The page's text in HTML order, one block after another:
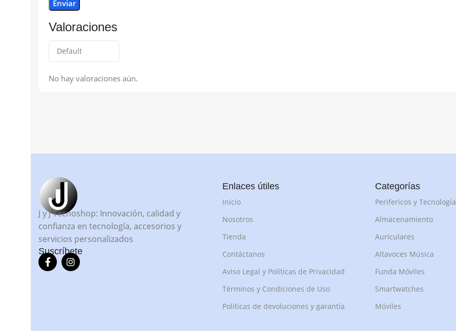
Valoraciones
No hay valoraciones aún.
J y J Tecnoshop: Innovación, calidad y
confianza en tecnología, accesorios y
servicios personalizados
Suscríbete
Enlaces útiles
Inicio
Nosotros
Tienda
Contáctanos
Aviso Legal y Políticas de Privacidad
Términos y Condiciones de Uso
Políticas de devoluciones y garantía
Categorías
Perifericos y Tecnología
Almacenamiento
Auriculares
Altavoces Música
Funda Móviles
Smartwatches
Móviles